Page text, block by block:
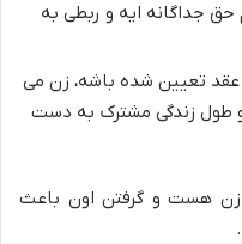
جداگانه ایه و ربطی به
تعیین شده باشه، زن می
طول زندگی مشترک به دست
زن هست و گرفتن اون باعث